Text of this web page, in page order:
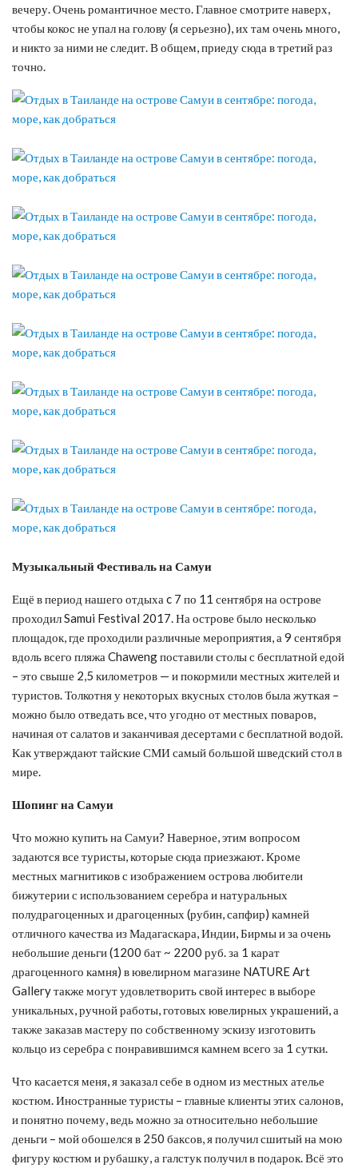
вечеру. Очень романтичное место. Главное смотрите наверх,
чтобы кокос не упал на голову (я серьезно), их там очень много,
и никто за ними не следит. В общем, приеду сюда в третий раз
точно.
Музыкальный Фестиваль на Самуи
Ещё в период нашего отдыха c 7 по 11 сентября на острове
проходил Samui Festival 2017. На острове было несколько
площадок, где проходили различные мероприятия, а 9 сентября
вдоль всего пляжа Chaweng поставили столы с бесплатной едой
– это свыше 2,5 километров — и покормили местных жителей и
туристов. Толкотня у некоторых вкусных столов была жуткая –
можно было отведать все, что угодно от местных поваров,
начиная от салатов и заканчивая десертами с бесплатной водой.
Как утверждают тайские СМИ самый большой шведский стол в
мире.
Шопинг на Самуи
Что можно купить на Самуи? Наверное, этим вопросом
задаются все туристы, которые сюда приезжают. Кроме
местных магнитиков с изображением острова любители
бижутерии с использованием серебра и натуральных
полудрагоценных и драгоценных (рубин, сапфир) камней
отличного качества из Мадагаскара, Индии, Бирмы и за очень
небольшие деньги (1200 бат ~ 2200 руб. за 1 карат
драгоценного камня) в ювелирном магазине NATURE Art
Gallery также могут удовлетворить свой интерес в выборе
уникальных, ручной работы, готовых ювелирных украшений, а
также заказав мастеру по собственному эскизу изготовить
кольцо из серебра с понравившимся камнем всего за 1 сутки.
Что касается меня, я заказал себе в одном из местных ателье
костюм. Иностранные туристы – главные клиенты этих салонов,
и понятно почему, ведь можно за относительно небольшие
деньги – мой обошелся в 250 баксов, я получил сшитый на мою
фигуру костюм и рубашку, а галстук получил в подарок. Всё это